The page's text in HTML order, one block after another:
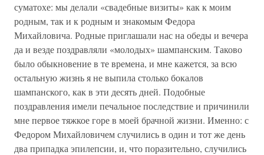
суматохе: мы делали «свадебные визиты» как к моим
родным, так и к родным и знакомым Федора
Михайловича. Родные приглашали нас на обеды и вечера
да и везде поздравляли «молодых» шампанским. Таково
было обыкновение в те времена, и мне кажется, за всю
остальную жизнь я не выпила столько бокалов
шампанского, как в эти десять дней. Подобные
поздравления имели печальное последствие и причинили
мне первое тяжкое горе в моей брачной жизни. Именно: с
Федором Михайловичем случились в один и тот же день
два припадка эпилепсии, и, что поразительно, случились